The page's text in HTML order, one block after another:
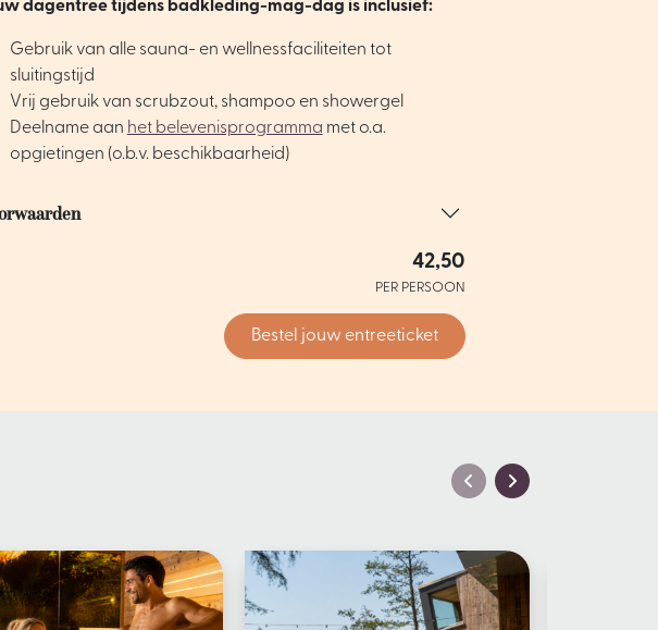
dagentree tijdens badkleding-mag-dag is inclusief:
Gebruik van alle sauna- en wellnessfaciliteiten tot
sluitingstijd
Vrij gebruik van scrubzout, shampoo en showergel
Deelname aan het belevenisprogramma met o.a.
opgietingen (o.b.v. beschikbaarheid)
42,50
PER PERSOON
Bestel jouw entreeticket